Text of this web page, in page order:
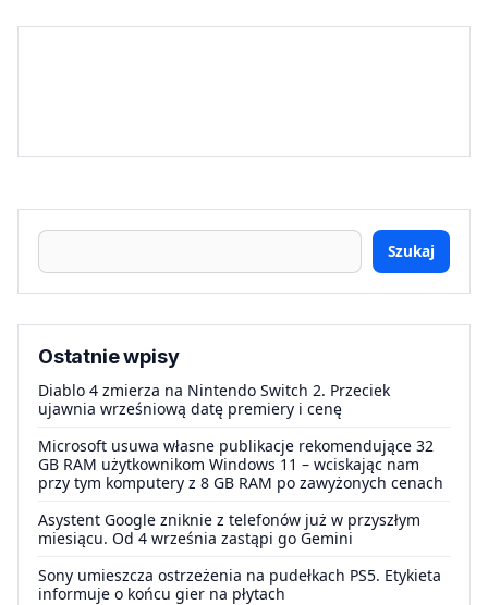
Szukaj
Ostatnie wpisy
Diablo 4 zmierza na Nintendo Switch 2. Przeciek
ujawnia wrześniową datę premiery i cenę
Microsoft usuwa własne publikacje rekomendujące 32
GB RAM użytkownikom Windows 11 – wciskając nam
przy tym komputery z 8 GB RAM po zawyżonych cenach
Asystent Google zniknie z telefonów już w przyszłym
miesiącu. Od 4 września zastąpi go Gemini
Sony umieszcza ostrzeżenia na pudełkach PS5. Etykieta
informuje o końcu gier na płytach